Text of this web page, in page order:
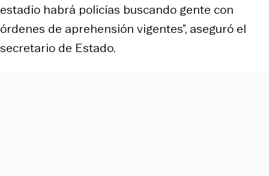
estadio habrá policías buscando gente con
órdenes de aprehensión vigentes”, aseguró el
secretario de Estado.